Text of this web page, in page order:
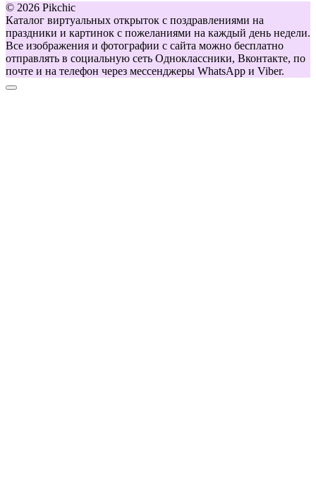
© 2026 Pikchic
Каталог виртуальных открыток с поздравлениями на
праздники и картинок с пожеланиями на каждый день недели.
Все изображения и фотографии с сайта можно бесплатно
отправлять в социальную сеть Одноклассники, Вконтакте, по
почте и на телефон через мессенджеры WhatsApp и Viber.